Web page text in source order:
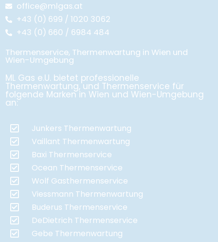
office@mlgas.at
+43 (0) 699 / 1020 3062
+43 (0) 660 / 6984 484
Thermenservice, Thermenwartung in Wien und
Wien-Umgebung
ML Gas e.U. bietet professionelle
Thermenwartung, und Thermenservice für
folgende Marken in Wien und Wien-Umgebung
an:
Junkers Thermenwartung
Vaillant Thermenwartung
Baxi Thermenservice
Ocean Thermenservice
Wolf Gasthermenservice
Viessmann Thermenwartung
Buderus Thermenservice
DeDietrich Thermenservice
Gebe Thermenwartung